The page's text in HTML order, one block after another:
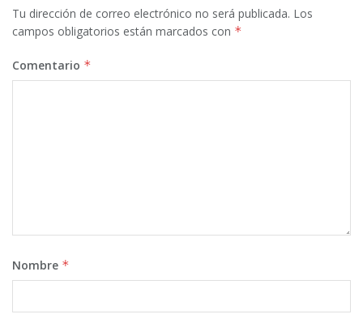
Tu dirección de correo electrónico no será publicada. Los
campos obligatorios están marcados con *
Comentario *
Nombre *